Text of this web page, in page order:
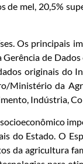
de mel, 20,5%
Os principais
Gerência de
originais do
Ministério da
Indústria,
do Estado. O
da agricultura